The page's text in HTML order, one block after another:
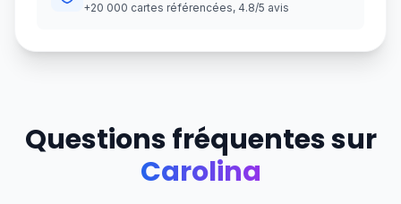
+20 000 cartes référencées, 4.8/5 avis
Questions fréquentes sur
Carolina